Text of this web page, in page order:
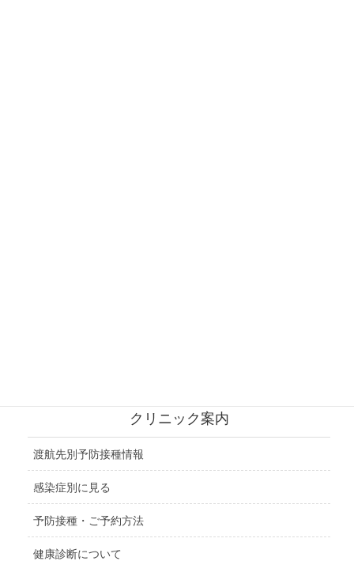
クリニック案内
渡航先別予防接種情報
感染症別に見る
予防接種・ご予約方法
健康診断について